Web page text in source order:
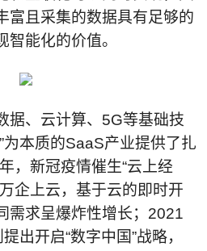
富且采集的数据具有足够的
能化的价值。
据、云计算、5G等基础技
为本质的SaaS产业提供了扎
，新冠疫情催生“云上经
企上云，基于云的即时开
需求呈爆炸性增长；2021
出开启“数字中国”战略，